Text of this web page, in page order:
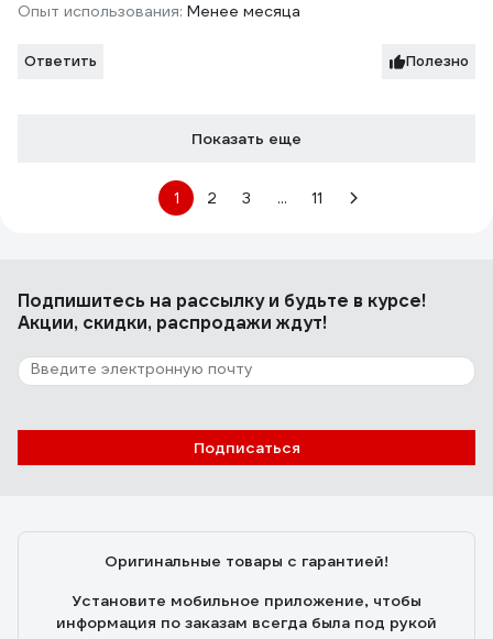
Опыт использования: Менее месяца
Ответить Полезно
Показать еще
1 2 3 ... 11
Подпишитесь на рассылкуи будьте в курсе!
Акции, скидки, распродажи ждут!
Подписаться
Оригинальные товары с гарантией!
Установите мобильное приложение, чтобы
информация по заказам всегда была под рукой